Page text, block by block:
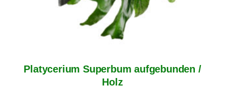
Platycerium Superbum aufgebunden /
Holz